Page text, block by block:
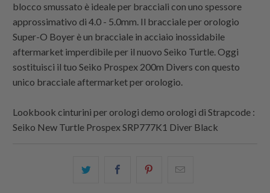
blocco smussato è ideale per bracciali con uno spessore
approssimativo di 4.0 - 5.0mm. Il bracciale per orologio
Super-O Boyer è un bracciale in acciaio inossidabile
aftermarket imperdibile per il nuovo Seiko Turtle. Oggi
sostituisci il tuo Seiko Prospex 200m Divers con questo
unico bracciale aftermarket per orologio.
Lookbook cinturini per orologi demo orologi diStrapcode :
Seiko New Turtle Prospex SRP777K1 Diver Black
Condividi Share
Condividi